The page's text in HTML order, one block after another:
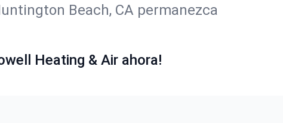
Beach, CA permanezca
Heating & Air ahora!